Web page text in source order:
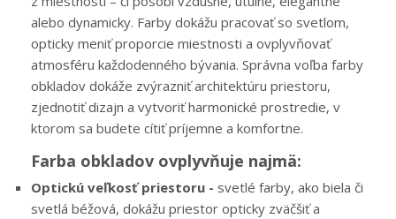
alebo dynamicky. Farby dokážu pracovať so svetlom,
opticky meniť proporcie miestnosti a ovplyvňovať
atmosféru každodenného bývania. Správna voľba farby
obkladov dokáže zvýrazniť architektúru priestoru,
zjednotiť dizajn a vytvoriť harmonické prostredie, v
ktorom sa budete cítiť príjemne a komfortne.
Farba obkladov ovplyvňuje najmä:
Optickú veľkosť priestoru - svetlé farby, ako biela či
svetlá béžová, dokážu priestor opticky zväčšiť a